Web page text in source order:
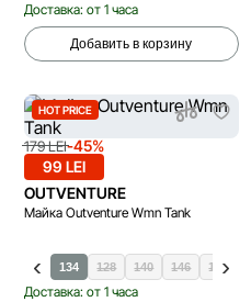
Доставка: от 1 часа
Добавить в корзину
HOT PRICE
179 LEI-45%
99 LEI
OUTVENTURE
Майка Outventure Wmn Tank
134 128 140 146 152
Доставка: от 1 часа